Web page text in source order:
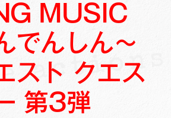
MUSIC
でんしん～
スト クエス
第3弾